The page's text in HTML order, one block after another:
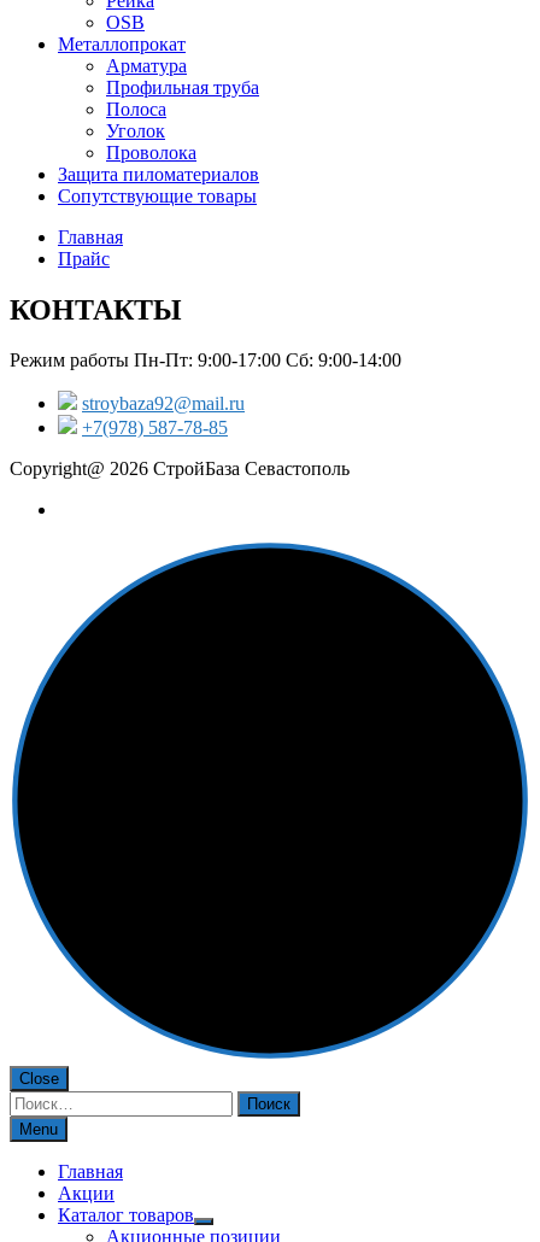
OSB
Металлопрокат
Арматура
Профильная труба
Полоса
Уголок
Проволока
Защита пиломатериалов
Сопутствующие товары
Главная
Прайс
КОНТАКТЫ
Режим работы Пн-Пт: 9:00-17:00 Сб: 9:00-14:00
stroybaza92@mail.ru
+7(978) 587-78-85
Copyright@ 2026 СтройБаза Севастополь
Close
Найти:
Menu
Главная
Акции
Каталог товаров
Акционные позиции